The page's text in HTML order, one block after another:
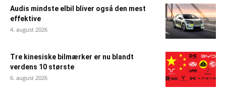
Audis mindste elbil bliver også den mest
effektive
4. august 2026
Tre kinesiske bilmærker er nu blandt
verdens 10 største
6. august 2026